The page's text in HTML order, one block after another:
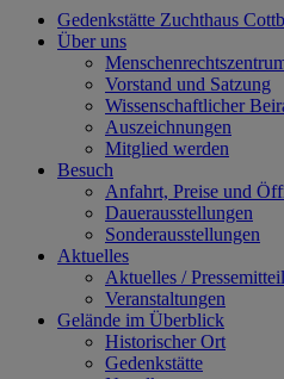
Gedenkstätte Zuchthaus
Über uns
Vorstand und Satzung
Wissenschaftlicher
Auszeichnungen
Mitglied werden
Besuch
Anfahrt, Preise und
Dauerausstellungen
Sonderausstellungen
Aktuelles
Aktuelles /
Veranstaltungen
Gelände im Überblick
Historischer Ort
Gedenkstätte